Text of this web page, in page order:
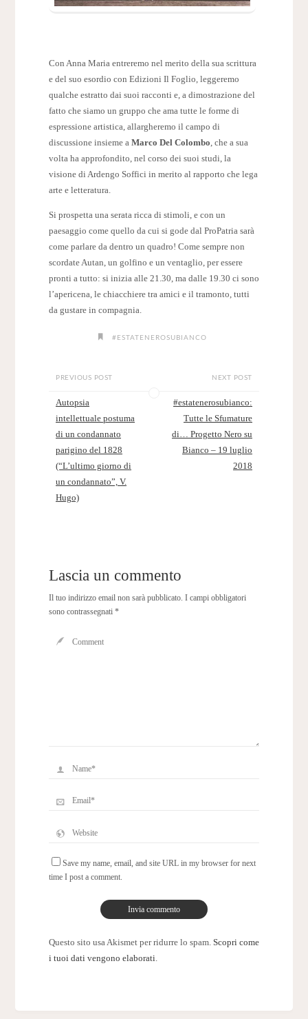
Con Anna Maria entreremo nel merito della sua scrittura
e del suo esordio con Edizioni Il Foglio, leggeremo
qualche estratto dai suoi racconti e, a dimostrazione del
fatto che siamo un gruppo che ama tutte le forme di
espressione artistica, allargheremo il campo di
discussione insieme aMarco Del Colombo, che a sua
volta ha approfondito, nel corso dei suoi studi, la
visione di Ardengo Soffici in merito al rapporto che lega
arte e letteratura.
Si prospetta una serata ricca di stimoli, e con un
paesaggio come quello da cui si gode dal ProPatria sarà
come parlare da dentro un quadro! Come sempre non
scordate Autan, un golfino e un ventaglio, per essere
pronti a tutto: si inizia alle 21.30, ma dalle 19.30 ci sono
l’apericena, le chiacchiere tra amici e il tramonto, tutti
da gustare in compagnia.
#ESTATENEROSUBIANCO
PREVIOUS POST
Autopsia
intellettuale postuma
di un condannato
parigino del 1828
(“L’ultimo giorno di
un condannato”, V.
Hugo)
NEXT POST
#estatenerosubianco:
Tutte le Sfumature
di… Progetto Nero su
Bianco – 19 luglio
2018
Lascia un commento
Il tuo indirizzo email non sarà pubblicato. I campi obbligatori
sono contrassegnati *
Save my name, email, and site URL in my browser for next
time I post a comment.
Questo sito usa Akismet per ridurre lo spam. Scopri come
i tuoi dati vengono elaborati.